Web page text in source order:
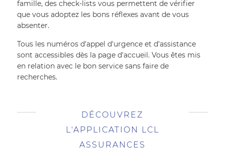
famille, des check-lists vous permettent de vérifier
que vous adoptez les bons réflexes avant de vous
absenter.
Tous les numéros d'appel d'urgence et d'assistance
sont accessibles dès la page d'accueil. Vous êtes mis
en relation avec le bon service sans faire de
recherches.
DÉCOUVREZ
L'APPLICATION LCL
ASSURANCES